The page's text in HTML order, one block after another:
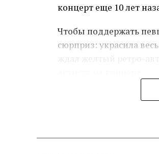
концерт еще 10 лет
Чтобы поддержать
сюрприз: украсила
«Я вообще не был к
праздник еще и для